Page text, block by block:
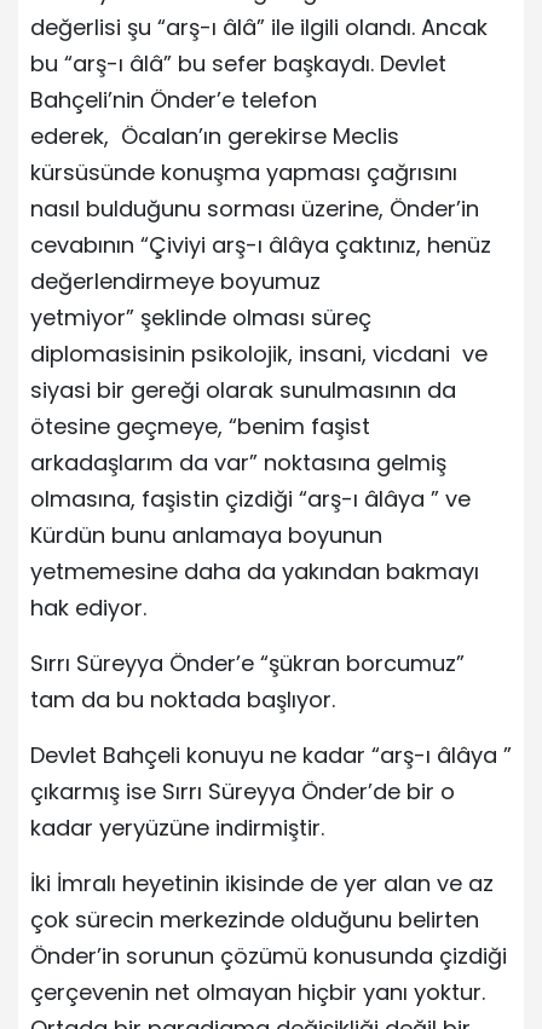
değerlisi şu “arş-ı âlâ” ile ilgili olandı. Ancak
bu “arş-ı âlâ” bu sefer başkaydı. Devlet
Bahçeli’nin Önder’e telefon
ederek, Öcalan’ın gerekirse Meclis
kürsüsünde konuşma yapması çağrısını
nasıl bulduğunu sorması üzerine, Önder’in
cevabının “Çiviyi arş-ı âlâya çaktınız, henüz
değerlendirmeye boyumuz
yetmiyor” şeklinde olması süreç
diplomasisinin psikolojik, insani, vicdani ve
siyasi bir gereği olarak sunulmasının da
ötesine geçmeye, “benim faşist
arkadaşlarım da var” noktasına gelmiş
olmasına, faşistin çizdiği “arş-ı âlâya ” ve
Kürdün bunu anlamaya boyunun
yetmemesine daha da yakından bakmayı
hak ediyor.
Sırrı Süreyya Önder’e “şükran borcumuz”
tam da bu noktada başlıyor.
Devlet Bahçeli konuyu ne kadar “arş-ı âlâya ”
çıkarmış ise Sırrı Süreyya Önder’de bir o
kadar yeryüzüne indirmiştir.
İki İmralı heyetinin ikisinde de yer alan ve az
çok sürecin merkezinde olduğunu belirten
Önder’in sorunun çözümü konusunda çizdiği
çerçevenin net olmayan hiçbir yanı yoktur.